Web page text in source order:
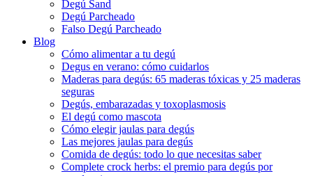
Degú Sand
Degú Parcheado
Falso Degú Parcheado
Blog
Cómo alimentar a tu degú
Degus en verano: cómo cuidarlos
Maderas para degús: 65 maderas tóxicas y 25 maderas
seguras
Degús, embarazadas y toxoplasmosis
El degú como mascota
Cómo elegir jaulas para degús
Las mejores jaulas para degús
Comida de degús: todo lo que necesitas saber
Complete crock herbs: el premio para degús por